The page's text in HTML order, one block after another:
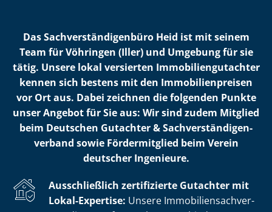
Das Sach­ver­stän­di­gen­bü­ro Heid ist mit seinem
Team für Vöhringen (Iller) und Umgebung für sie
tätig. Unsere lokal versierten Im­mo­bi­li­en­gut­ach­ter
kennen sich bestens mit den Im­mo­bi­li­en­prei­sen
vor Ort aus. Dabei zeichnen die folgenden Punkte
unser Angebot für Sie aus: Wir sind zudem Mitglied
beim Deutschen Gutachter & Sach­ver­stän­di­gen­
ver­band sowie Fördermitglied beim Verein
deutscher Ingenieure.
Ausschließlich zertifizierte Gutachter mit
Lokal-Expertise: Unsere Im­mo­bi­li­en­sach­ver­